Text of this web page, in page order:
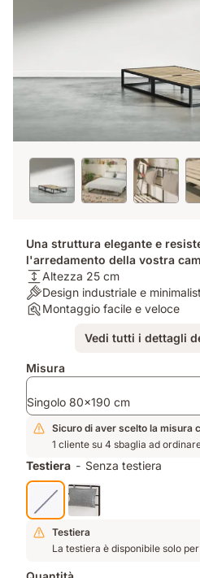
Una struttura elegante e
l'arredamento della vostra
Altezza:
Altezza
25
Altezza 25 cm
Stile:
Design
Design industriale e
Assemblaggio:
veloce
Montaggio facile e veloce
Vedi tutti i dettagli
Prodotti
Misura
Singolo 80x190 cm
Sicuro di aver scelto la misura
1 cliente su 4 sbaglia ad
Testiera - Senza testiera
Testiera
La testiera è disponibile solo